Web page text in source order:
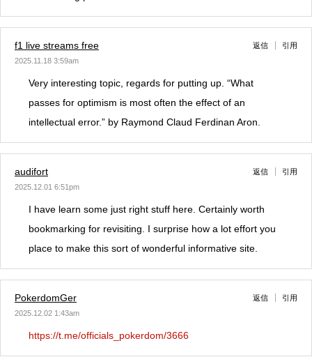
f1 live streams free
2025.11.18 3:59am
返信 引用
Very interesting topic, regards for putting up. “What
passes for optimism is most often the effect of an
intellectual error.” by Raymond Claud Ferdinan Aron.
audifort
2025.12.01 6:51pm
返信 引用
I have learn some just right stuff here. Certainly worth
bookmarking for revisiting. I surprise how a lot effort you
place to make this sort of wonderful informative site.
PokerdomGer
2025.12.02 1:43am
返信 引用
https://t.me/officials_pokerdom/3666